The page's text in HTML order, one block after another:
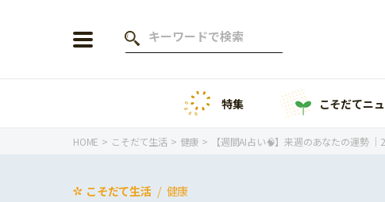
特集 こそだてニ
HOME こそだて生活 健康 【週間AI占い🧠】来週のあなたの運勢
こそだて生活 健康